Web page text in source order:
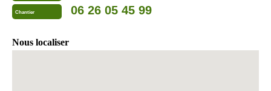
Chantier 06 26 05 45 99
Nous localiser